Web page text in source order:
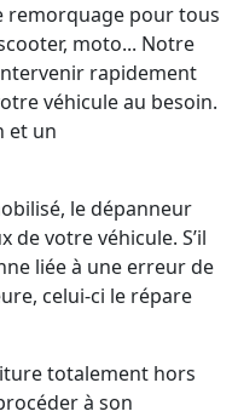
remorquage pour tous
moto... Notre
rapidement
véhicule au besoin.
et un
le dépanneur
votre véhicule. S’il
liée à une erreur de
celui-ci le répare
totalement hors
à son